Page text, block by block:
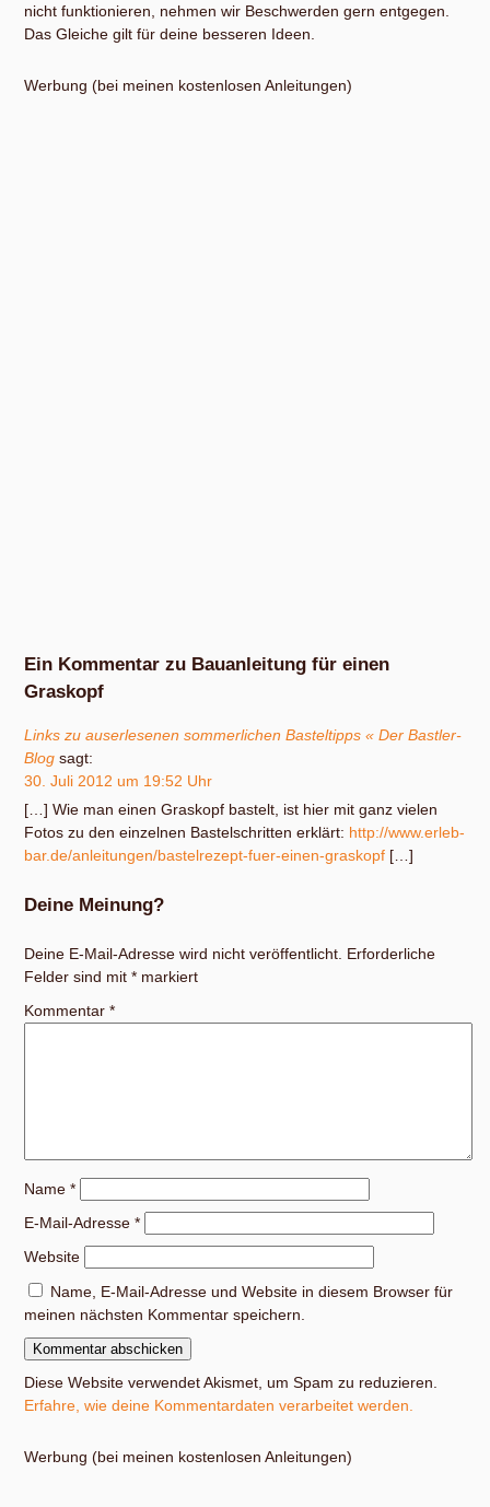
nicht funktionieren, nehmen wir Beschwerden gern entgegen.
Das Gleiche gilt für deine besseren Ideen.
Werbung (bei meinen kostenlosen Anleitungen)
Ein Kommentar zu Bauanleitung für einen
Graskopf
Links zu auserlesenen sommerlichen Basteltipps « Der Bastler-
Blog sagt:
30. Juli 2012 um 19:52 Uhr
[…] Wie man einen Graskopf bastelt, ist hier mit ganz vielen
Fotos zu den einzelnen Bastelschritten erklärt: http://www.erleb-
bar.de/anleitungen/bastelrezept-fuer-einen-graskopf […]
Deine Meinung?
Deine E-Mail-Adresse wird nicht veröffentlicht. Erforderliche
Felder sind mit* markiert
Kommentar*
Name*
E-Mail-Adresse*
Website
Name, E-Mail-Adresse und Website in diesem Browser für
meinen nächsten Kommentar speichern.
Diese Website verwendet Akismet, um Spam zu reduzieren.
Erfahre, wie deine Kommentardaten verarbeitet werden.
Werbung (bei meinen kostenlosen Anleitungen)